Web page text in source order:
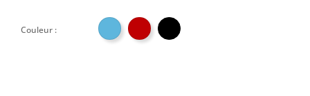
Couleur :